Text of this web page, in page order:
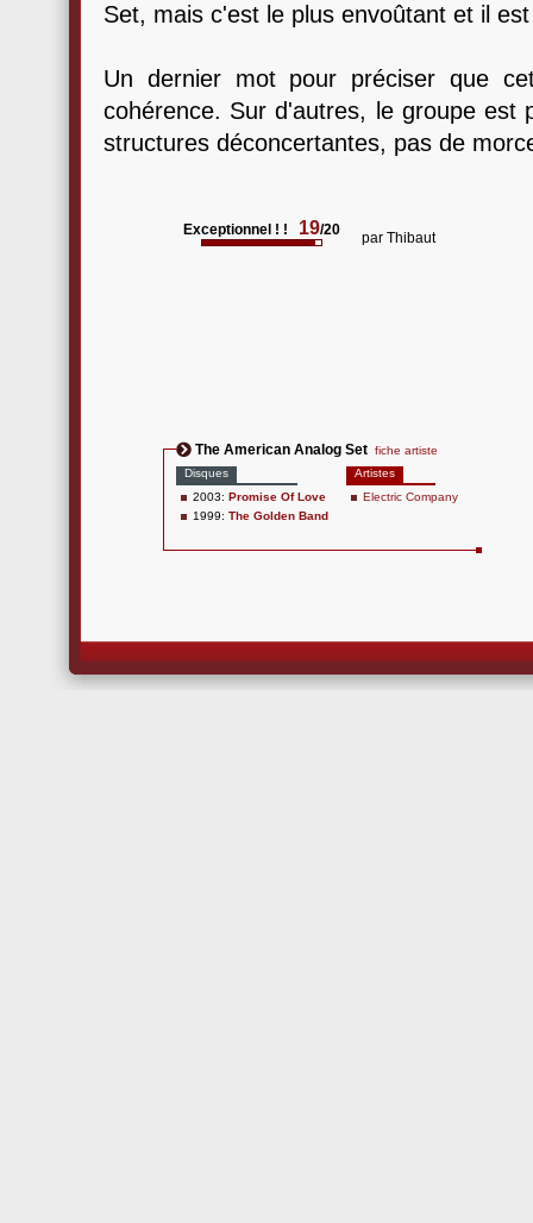
Set, mais c'est le plus envoûtant et il
Un dernier mot pour préciser que
cohérence. Sur d'autres, le groupe est
structures déconcertantes, pas de
Exceptionnel ! ! 19/20 par Thibaut
The American Analog Set fiche artiste
Disques
2003: Promise Of Love
1999: The Golden Band
Artistes
Electric Company